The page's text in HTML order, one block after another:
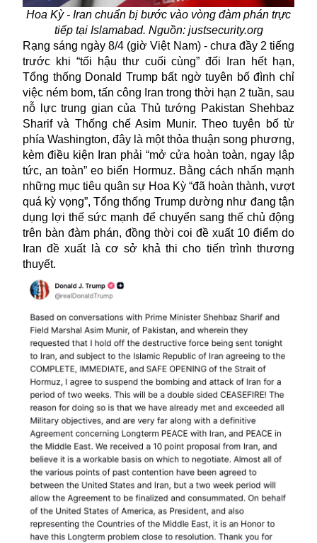
Hoa Kỳ - Iran chuẩn bị bước vào vòng đàm phán trực
tiếp tại Islamabad. Nguồn: justsecurity.org
Rạng sáng ngày 8/4 (giờ Việt Nam) - chưa đầy 2 tiếng
trước khi “tối hậu thư cuối cùng” đối Iran hết hạn,
Tổng thống Donald Trump bất ngờ tuyên bố đình chỉ
việc ném bom, tấn công Iran trong thời hạn 2 tuần, sau
nỗ lực trung gian của Thủ tướng Pakistan Shehbaz
Sharif và Thống chế Asim Munir. Theo tuyên bố từ
phía Washington, đây là một thỏa thuận song phương,
kèm điều kiện Iran phải “mở cửa hoàn toàn, ngay lập
tức, an toàn” eo biển Hormuz. Bằng cách nhấn mạnh
những mục tiêu quân sự Hoa Kỳ “đã hoàn thành, vượt
quá kỳ vọng”, Tổng thống Trump dường như đang tận
dụng lợi thế sức mạnh để chuyển sang thế chủ động
trên bàn đàm phán, đồng thời coi đề xuất 10 điểm do
Iran đề xuất là cơ sở khả thi cho tiến trình thương
thuyết.